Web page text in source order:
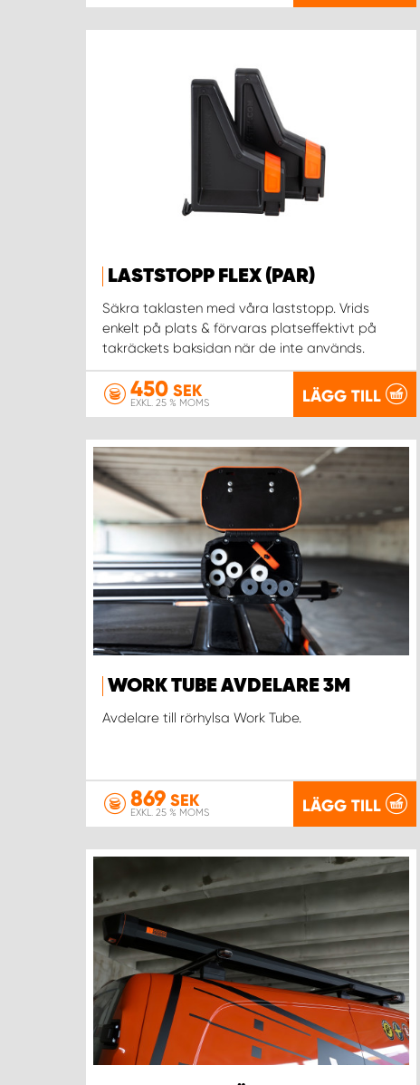
LASTSTOPP FLEX (PAR)
Säkra taklasten med våra laststopp. Vrids
enkelt på plats & förvaras platseffektivt på
takräckets baksidan när de inte används.
450 SEK
EXKL. 25 % MOMS LÄGG TILL
WORK TUBE AVDELARE 3M
Avdelare till rörhylsa Work Tube.
869 SEK
EXKL. 25 % MOMS LÄGG TILL